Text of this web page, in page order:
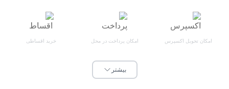
امکان تحویل اکسپرس امکان پرداخت در محل خرید اقساطی
بیشتر